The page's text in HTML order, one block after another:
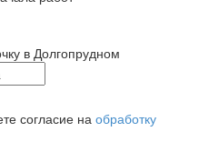
в Долгопрудном
согласие на обработку